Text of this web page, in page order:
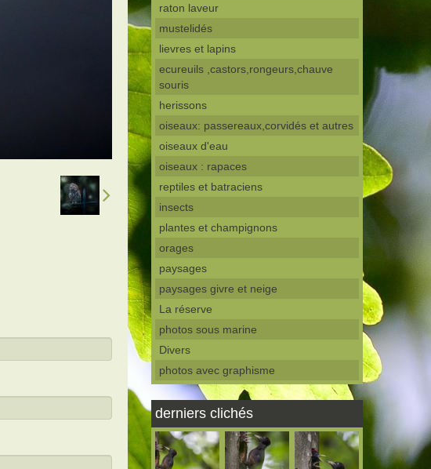
raton laveur
mustelidés
lievres et lapins
ecureuils ,castors,rongeurs,chauve
souris
herissons
oiseaux: passereaux,corvidés et autres
oiseaux d'eau
oiseaux : rapaces
reptiles et batraciens
insects
plantes et champignons
orages
paysages
paysages givre et neige
La réserve
photos sous marine
Divers
photos avec graphisme
derniers clichés